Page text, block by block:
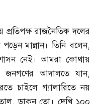
রাজনৈতিক দলের
মান্নান। তিনি বলেন,
নেই। আমরা কোথায়
জনগণের আদালতে যান,
চাইলে গ্যালারিতে নয়
,ডাকুন তো। দেখি ১০০